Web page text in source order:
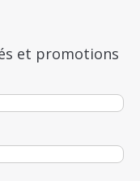
et promotions